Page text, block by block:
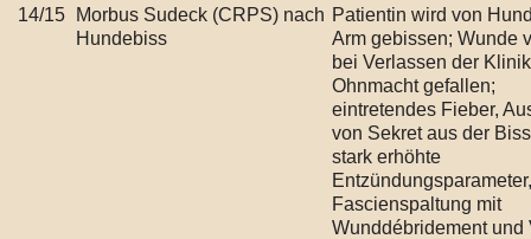
14/15
Morbus Sudeck (CRPS) nach
Hundebiss
Patientin wird von
Arm gebissen; Wunde
bei Verlassen der
Ohnmacht gefallen;
eintretendes Fieber,
von Sekret aus der
stark erhöhte
Fascienspaltung mit
Wunddébridement und